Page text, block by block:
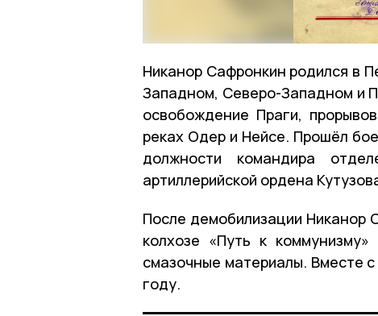
Никанор Сафронкин родился в
Западном, Северо-Западном и
освобождение Праги,
реках Одер и Нейсе. Прошёл
должности командира
артиллерийской ордена
После демобилизации Никанор
колхозе «Путь к
смазочные материалы. Вместе
году.